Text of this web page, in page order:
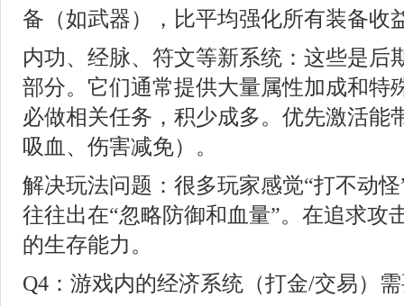
备（如武器），比平均强化所有装备收
内功、经脉、符文等新系统：这些是后
部分。它们通常提供大量属性加成和特
必做相关任务，积少成多。优先激活能
吸血、伤害减免）。
解决玩法问题：很多玩家感觉“打不动
往往出在“忽略防御和血量”。在追求攻
的生存能力。
Q4：游戏内的经济系统（打金/交易）